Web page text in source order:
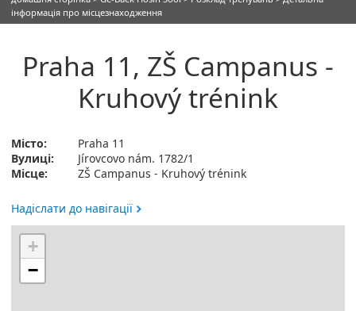
інформація про місцезнаходження
Praha 11, ZŠ Campanus -
Kruhový trénink
Місто:
Praha 11
Вулиці:
Jírovcovo nám. 1782/1
Місце:
ZŠ Campanus - Kruhový trénink
Надіслати до навігації
+
−